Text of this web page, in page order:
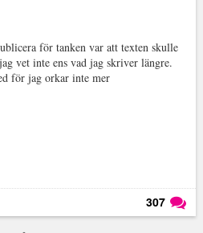
för tanken var att texten skulle
vet inte ens vad jag skriver längre.
för jag orkar inte mer
307